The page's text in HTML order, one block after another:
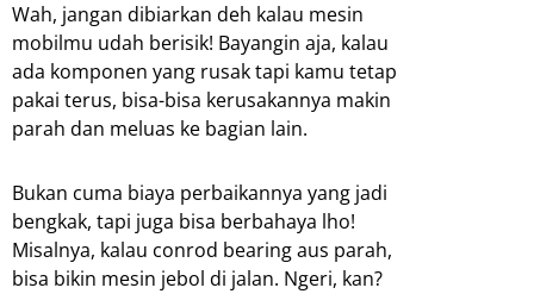
Wah, jangan dibiarkan deh kalau mesin
mobilmu udah berisik! Bayangin aja, kalau
ada komponen yang rusak tapi kamu tetap
pakai terus, bisa-bisa kerusakannya makin
parah dan meluas ke bagian lain.
Bukan cuma biaya perbaikannya yang jadi
bengkak, tapi juga bisa berbahaya lho!
Misalnya, kalau conrod bearing aus parah,
bisa bikin mesin jebol di jalan. Ngeri, kan?